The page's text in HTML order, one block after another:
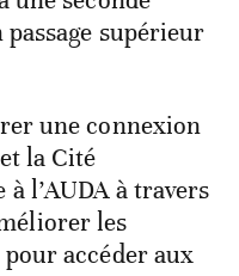
supérieur
une connexion
la Cité
l’AUDA à travers
les
accéder aux